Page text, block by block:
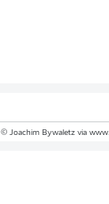
© Joachim Bywaletz via